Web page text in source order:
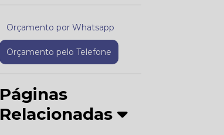
Orçamento por Whatsapp
Orçamento pelo Telefone
Páginas
Relacionadas